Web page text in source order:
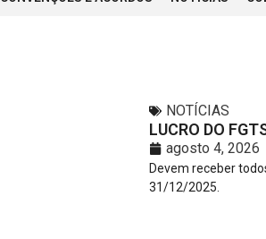
NOTÍCIAS
LUCRO DO
agosto 4, 2026
Devem receber
31/12/2025.